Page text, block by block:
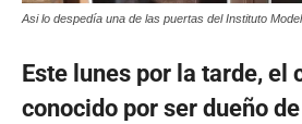
Asi lo despedía una de las puertas del Instituto
Este lunes por la tarde, el
conocido por ser dueño